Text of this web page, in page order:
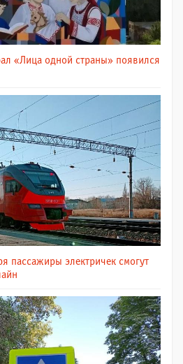
«Лица одной страны» появился
пассажиры электричек смогут